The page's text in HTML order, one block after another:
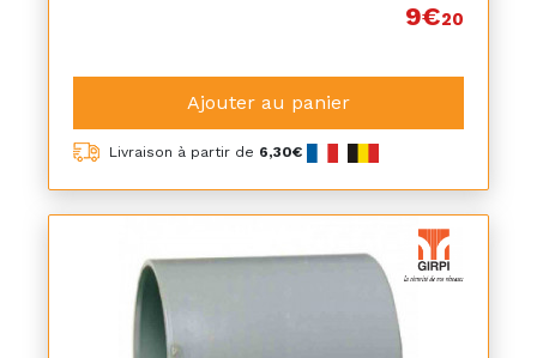
9€20
Ajouter au panier
Livraison à partir de 6,30€